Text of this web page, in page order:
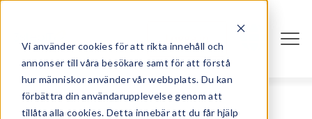
Vi använder cookies för att rikta innehåll och
annonser till våra besökare samt för att förstå
hur människor använder vår webbplats. Du kan
förbättra din användarupplevelse genom att
tillåta alla cookies. Detta innebär att du får hjälp